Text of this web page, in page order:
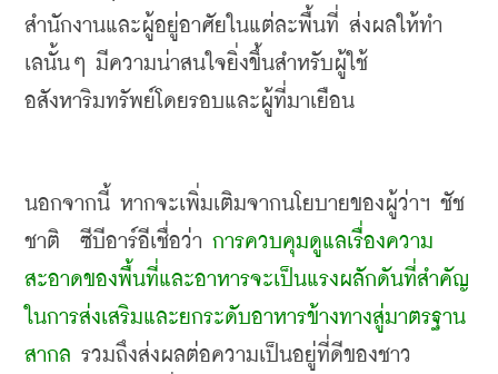
สำนักงานและผู้อยู่อาศัยในแต่ละพื้นที่ ส่งผลให้ทำ
เลนั้นๆ มีความน่าสนใจยิ่งขึ้นสำหรับผู้ใช้
อสังหาริมทรัพย์โดยรอบและผู้ที่มาเยือน
นอกจากนี้ หากจะเพิ่มเติมจากนโยบายของผู้ว่าฯ ชัช
ชาติ
ซีบีอาร์อีเชื่อว่า การควบคุมดูแลเรื่องความ
สะอาดของพื้นที่และอาหารจะเป็นแรงผลักดันที่สำคัญ
ในการส่งเสริมและยกระดับอาหารข้างทางสู่มาตรฐาน
สากล รวมถึงส่งผลต่อความเป็นอยู่ที่ดีของชาว